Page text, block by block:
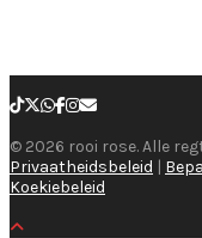
© 2026 rooi rose. Alle
Privaatheidsbeleid |
Koekiebeleid